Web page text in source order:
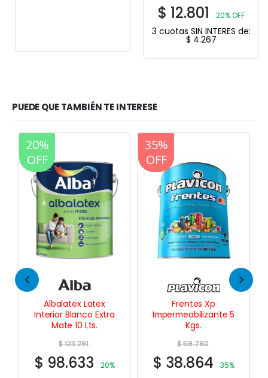
$ 12.801 20% OFF
3 cuotas SIN INTERES de:
$ 4.267
PUEDE QUE TAMBIÉN TE INTERESE
20%
OFF
Albalatex Latex
Interior Blanco Extra
Mate 10 Lts.
$123.291
$ 98.633
20%
20%
OFF
35%
OFF
Frentes Xp
Impermeabilizante 5
Kgs.
$59.790
$ 38.864
35%